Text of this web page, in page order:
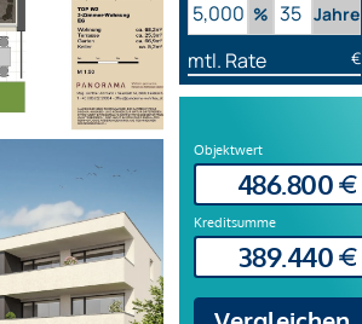
% Jahre
mtl. Rate €